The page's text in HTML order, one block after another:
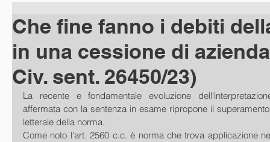
Che fine fanno i debiti
in una cessione di
Civ. sent. 26450/23)
La recente e fondamentale evoluzione
affermata con la sentenza in esame ripropone il
letterale della norma.
Come noto l'art. 2560 c.c. è norma che trova applicazione